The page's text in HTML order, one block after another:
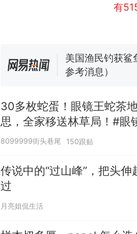
有
费大厨“全国小
笔试第一被第二
招聘，成立调查
热 那个在床头
30多枚蛇蛋！眼镜王蛇茶
思，全家移送林草局！#眼
8099999街头巷尾 150跟贴
传说中的“过山峰”，把头
过
月亮姐侃生活